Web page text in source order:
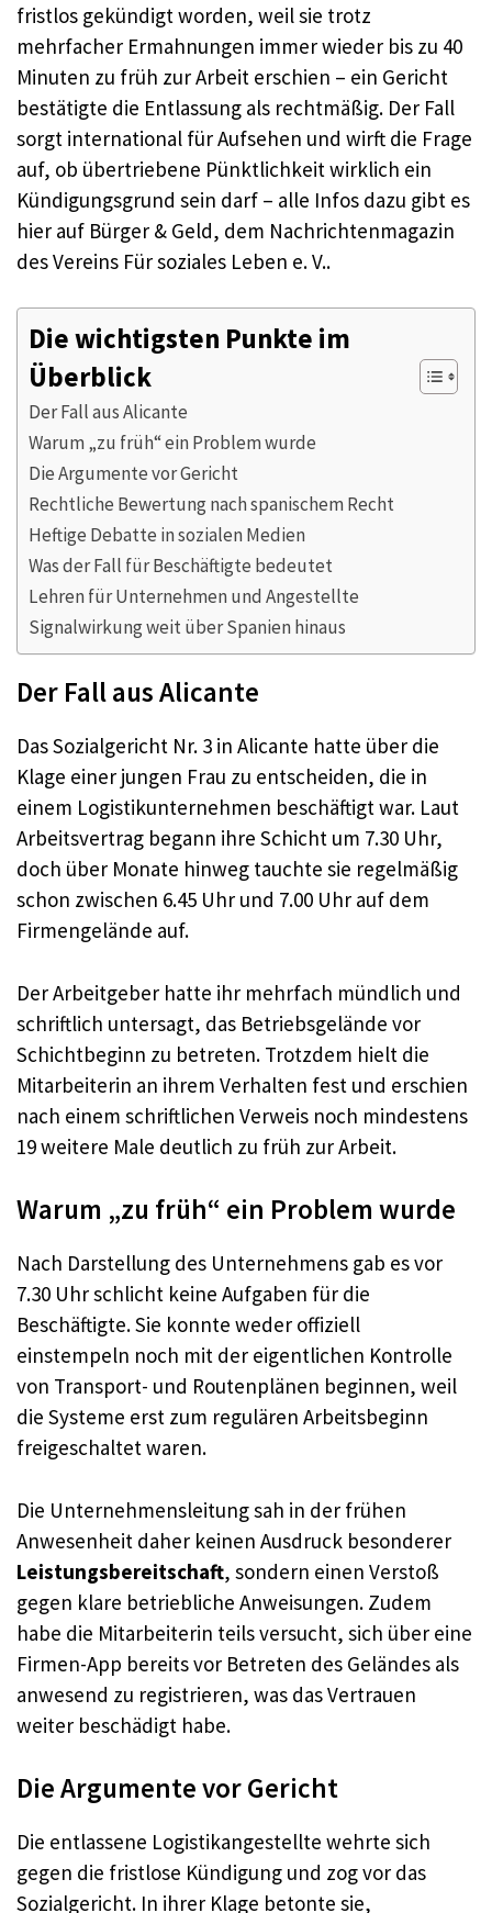
fristlos gekündigt worden, weil sie trotz
mehrfacher Ermahnungen immer wieder bis zu 40
Minuten zu früh zur Arbeit erschien – ein Gericht
bestätigte die Entlassung als rechtmäßig. Der Fall
sorgt international für Aufsehen und wirft die Frage
auf, ob übertriebene Pünktlichkeit wirklich ein
Kündigungsgrund sein darf – alle Infos dazu gibt es
hier auf Bürger & Geld, dem Nachrichtenmagazin
des Vereins Für soziales Leben e. V..
Die wichtigsten Punkte im
Überblick
Der Fall aus Alicante
Warum „zu früh“ ein Problem wurde
Die Argumente vor Gericht
Rechtliche Bewertung nach spanischem Recht
Heftige Debatte in sozialen Medien
Was der Fall für Beschäftigte bedeutet
Lehren für Unternehmen und Angestellte
Signalwirkung weit über Spanien hinaus
Der Fall aus Alicante
Das Sozialgericht Nr. 3 in Alicante hatte über die
Klage einer jungen Frau zu entscheiden, die in
einem Logistikunternehmen beschäftigt war. Laut
Arbeitsvertrag begann ihre Schicht um 7.30 Uhr,
doch über Monate hinweg tauchte sie regelmäßig
schon zwischen 6.45 Uhr und 7.00 Uhr auf dem
Firmengelände auf.
Der Arbeitgeber hatte ihr mehrfach mündlich und
schriftlich untersagt, das Betriebsgelände vor
Schichtbeginn zu betreten. Trotzdem hielt die
Mitarbeiterin an ihrem Verhalten fest und erschien
nach einem schriftlichen Verweis noch mindestens
19 weitere Male deutlich zu früh zur Arbeit.
Warum „zu früh“ ein Problem wurde
Nach Darstellung des Unternehmens gab es vor
7.30 Uhr schlicht keine Aufgaben für die
Beschäftigte. Sie konnte weder offiziell
einstempeln noch mit der eigentlichen Kontrolle
von Transport- und Routenplänen beginnen, weil
die Systeme erst zum regulären Arbeitsbeginn
freigeschaltet waren.
Die Unternehmensleitung sah in der frühen
Anwesenheit daher keinen Ausdruck besonderer
Leistungsbereitschaft, sondern einen Verstoß
gegen klare betriebliche Anweisungen. Zudem
habe die Mitarbeiterin teils versucht, sich über eine
Firmen-App bereits vor Betreten des Geländes als
anwesend zu registrieren, was das Vertrauen
weiter beschädigt habe.
Die Argumente vor Gericht
Die entlassene Logistikangestellte wehrte sich
gegen die fristlose Kündigung und zog vor das
Sozialgericht. In ihrer Klage betonte sie,